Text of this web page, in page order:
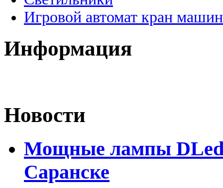
Игровой автомат кран
Информация
Новости
Мощные лампы DLed
Саранске